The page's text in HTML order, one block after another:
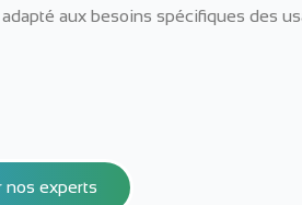
aux besoins spécifiques des
nos experts